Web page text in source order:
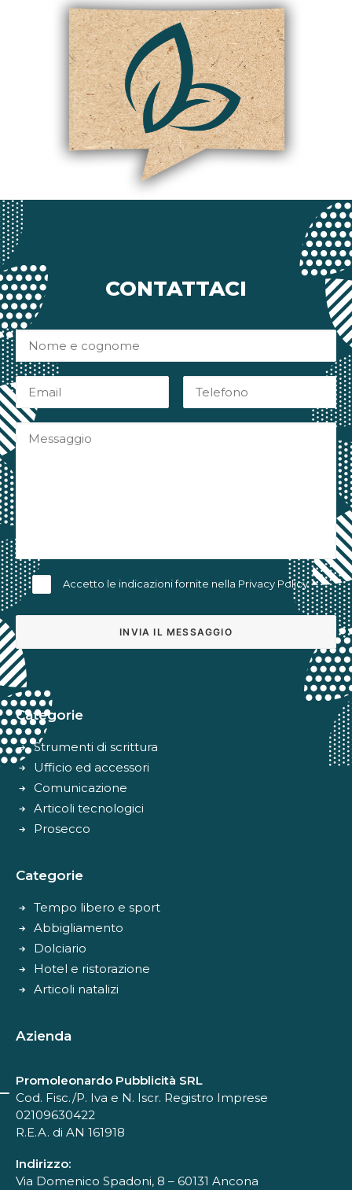
CONTATTACI
Accetto le indicazioni fornite nella Privacy Policy
Categorie
Strumenti di scrittura
Ufficio ed accessori
Comunicazione
Articoli tecnologici
Prosecco
Categorie
Tempo libero e sport
Abbigliamento
Dolciario
Hotel e ristorazione
Articoli natalizi
Azienda
Promoleonardo Pubblicità SRL
Cod. Fisc./P. Iva e N. Iscr. Registro Imprese
02109630422
R.E.A. di AN 161918
Indirizzo:
Via Domenico Spadoni, 8 – 60131 Ancona